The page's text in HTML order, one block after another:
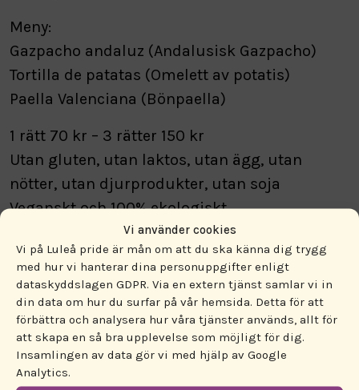
Vi använder cookies
Vi på Luleå pride är mån om att du ska känna dig trygg
med hur vi hanterar dina personuppgifter enligt
dataskyddslagen GDPR. Via en extern tjänst samlar vi in
din data om hur du surfar på vår hemsida. Detta för att
förbättra och analysera hur våra tjänster används, allt för
att skapa en så bra upplevelse som möjligt för dig.
Insamlingen av data gör vi med hjälp av Google
Analytics.
Meny:
Gazpacho andaluz (Andalusisk Gazpacho)
Tortilla de patatas (Omelett av potatis)
Paella Valenciana (Bönpaella)
1 rätt 70 kr – 3 rätter 150 kr
Utan gluten, utan laktos, utan ägg, utan
nötter, utan djurprodukter, utan soja
Veganskt och 100% ekologiskt
Välkommen!
Stationsgatan 25 B – www.nordansmak.se –
070-362 30 18
Arr: NordanSmak; Studiefrämjandet
Norrbotten, Roberto och Emma, Pride Luleå